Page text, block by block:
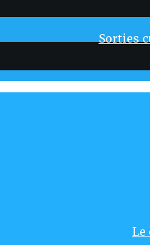
Sorties
Le